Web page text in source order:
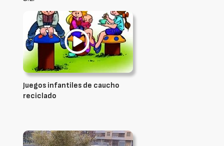
Juegos infantiles de caucho
reciclado